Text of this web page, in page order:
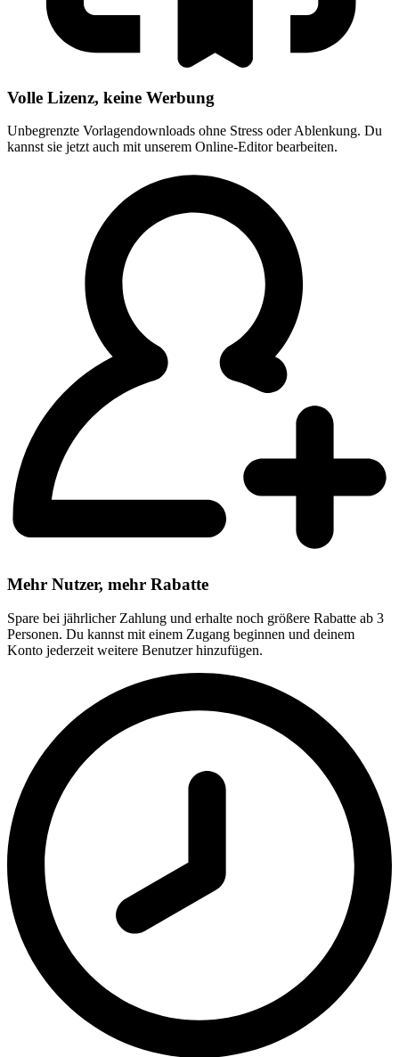
Volle Lizenz, keine Werbung
Unbegrenzte Vorlagendownloads ohne Stress oder Ablenkung. Du
kannst sie jetzt auch mit unserem Online-Editor bearbeiten.
Mehr Nutzer, mehr Rabatte
Spare bei jährlicher Zahlung und erhalte noch größere Rabatte ab 3
Personen. Du kannst mit einem Zugang beginnen und deinem
Konto jederzeit weitere Benutzer hinzufügen.